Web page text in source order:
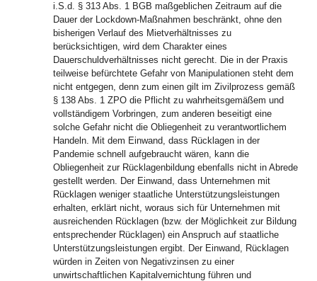
i.S.d. § 313 Abs. 1 BGB maßgeblichen Zeitraum auf die
Dauer der Lockdown-Maßnahmen beschränkt, ohne den
bisherigen Verlauf des Mietverhältnisses zu
berücksichtigen, wird dem Charakter eines
Dauerschuldverhältnisses nicht gerecht. Die in der Praxis
teilweise befürchtete Gefahr von Manipulationen steht dem
nicht entgegen, denn zum einen gilt im Zivilprozess gemäß
§ 138 Abs. 1 ZPO die Pflicht zu wahrheitsgemäßem und
vollständigem Vorbringen, zum anderen beseitigt eine
solche Gefahr nicht die Obliegenheit zu verantwortlichem
Handeln. Mit dem Einwand, dass Rücklagen in der
Pandemie schnell aufgebraucht wären, kann die
Obliegenheit zur Rücklagenbildung ebenfalls nicht in Abrede
gestellt werden. Der Einwand, dass Unternehmen mit
Rücklagen weniger staatliche Unterstützungsleistungen
erhalten, erklärt nicht, woraus sich für Unternehmen mit
ausreichenden Rücklagen (bzw. der Möglichkeit zur Bildung
entsprechender Rücklagen) ein Anspruch auf staatliche
Unterstützungsleistungen ergibt. Der Einwand, Rücklagen
würden in Zeiten von Negativzinsen zu einer
unwirtschaftlichen Kapitalvernichtung führen und